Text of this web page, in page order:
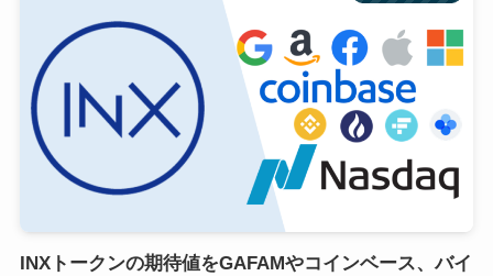
INXトークンの期待値をGAFAMやコインベース、バイ